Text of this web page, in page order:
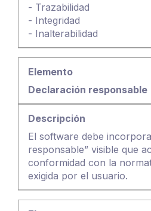
- Trazabilidad
- Integridad
- Inalterabilidad
Declaración responsable
El software debe
responsable” visible que
conformidad con la
exigida por el usuario.